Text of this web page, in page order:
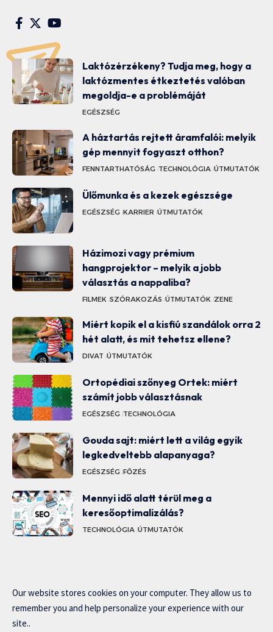
Laktózérzékeny? Tudja meg, hogy a
laktózmentes étkeztetés valóban
megoldja-e a problémáját
EGÉSZSÉG
A háztartás rejtett áramfalói: melyik
gép mennyit fogyaszt otthon?
FENNTARTHATÓSÁG TECHNOLÓGIA ÚTMUTATÓK
Ülőmunka és a kezek egészsége
EGÉSZSÉG KARRIER ÚTMUTATÓK
Házimozi vagy prémium
hangprojektor – melyik a jobb
választás a nappaliba?
FILMEK SZÓRAKOZÁS ÚTMUTATÓK ZENE
Miért kopik el a kisfiú szandálok orra 2
hét alatt, és mit tehetsz ellene?
DIVAT ÚTMUTATÓK
Ortopédiai szőnyeg Ortek: miért
számít jobb választásnak
EGÉSZSÉG TECHNOLÓGIA
Gouda sajt: miért lett a világ egyik
legkedveltebb alapanyaga?
EGÉSZSÉG FŐZÉS
Mennyi idő alatt térül meg a
keresőoptimalizálás?
TECHNOLÓGIA ÚTMUTATÓK
Our website stores cookies on your computer. They allow us to
remember you and help personalize your experience with our
site..